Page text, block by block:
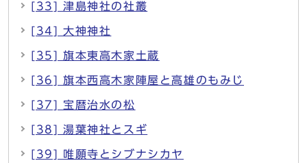
[33] 津島神社の社叢
[34] 大神神社
[35] 旗本東高木家土蔵
[36] 旗本西高木家陣屋と高雄のもみじ
[37] 宝暦治水の松
[38] 湯葉神社とスギ
[39] 唯願寺とシブナシカヤ